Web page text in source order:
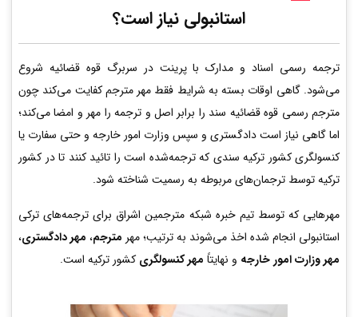
استانبولی نیاز است؟
ترجمه رسمی اسناد و مدارک با پرینت در سربرگ قوه قضائیه شروع
می‌شود. گاهی اوقات بسته به شرایط فقط مهر مترجم کفایت می‌کند چون
مترجم رسمی قوه قضائیه سند را برابر اصل و ترجمه را مهر و امضا می‌کند؛
اما گاهی نیاز است دادگستری و سپس وزارت امور خارجه و حتی سفارت یا
کنسولگری کشور ترکیه سندی که ترجمه‌شده است را تائید کنند تا در کشور
ترکیه توسط ترجمان‌های مربوطه به رسمیت شناخته شود.
مهرهایی که توسط تیم خبره شبکه مترجمین اشراق برای ترجمه‌های ترکی
استانبولی انجام شده اخذ می‌شوند به ترتیب؛ مهر مترجم، مهر دادگستری،
مهر وزارت امور خارجه و نهایتاً مهر کنسولگری کشور ترکیه است.